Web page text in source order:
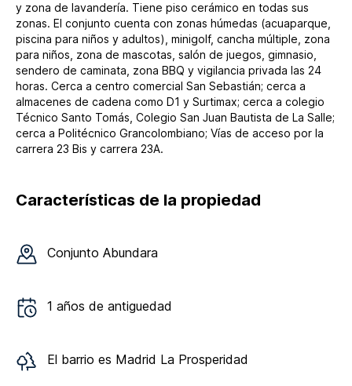
y zona de lavandería. Tiene piso cerámico en todas sus
zonas. El conjunto cuenta con zonas húmedas (acuaparque,
piscina para niños y adultos), minigolf, cancha múltiple, zona
para niños, zona de mascotas, salón de juegos, gimnasio,
sendero de caminata, zona BBQ y vigilancia privada las 24
horas. Cerca a centro comercial San Sebastián; cerca a
almacenes de cadena como D1 y Surtimax; cerca a colegio
Técnico Santo Tomás, Colegio San Juan Bautista de La Salle;
cerca a Politécnico Grancolombiano; Vías de acceso por la
carrera 23 Bis y carrera 23A.
Características de la propiedad
Conjunto Abundara
1 años de antiguedad
El barrio es Madrid La Prosperidad